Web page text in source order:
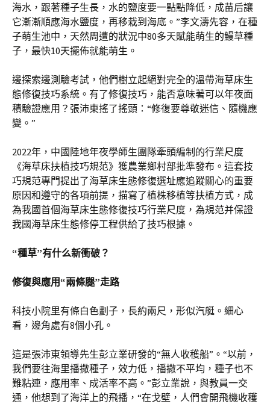
海水，跟著種子生長，水的鹽度要一點點降低，成苗后讓
它漸漸順應海水鹽度，再移栽到海底。”李文濤先容，在種
子萌生池中，天然周遭的狀況中80多天賦能萌生的鰻草種
子，最快10天擺佈就能萌生。
邊探索邊測驗考試，他們樹立起絕對完全的溫帶海草床生
態修復技巧系統。有了修復技巧，能否意味著可以年夜面
積驗證應用？張沛東搖了搖頭：“修復要尊敬迷信、隨機應
變。”
2022年，中國陸地年夜學師生團隊牽頭編制的行業尺度
《海草床扶植技巧規范》獲農業鄉村部批準發布。這套技
巧規范專門提出了海草床生態修復選址應追蹤關心的重要
原因和遵守的各項前提，描寫了植株移植等扶植方式，成
為我國首個海草床生態修復技巧行業尺度，為規范并保證
我國海草床生態修停工程供給了技巧根據。
“種草”有什么新衝破？
修復與應用“兩條腿”走路
科技小院里有條白色劃子，長約兩尺，形似汽艇。細心
看，邊角處有8個小孔。
這是張沛東領導先生彭立業研發的“無人收穫船”。“以前，
我們要往海里播撒種子，效力低，播撒不平均，種子也不
難粘連，應用率、成活率不高。”彭立業說，與教員一交
通，他想到了海洋上的飛播，“在戈壁，人們會開飛機收穫